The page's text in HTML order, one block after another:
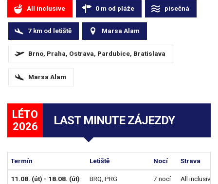
All inclusive 0 m od pláže písečná
7 km od letiště Marsa Alam
Brno, Praha, Ostrava, Pardubice, Bratislava
Marsa Alam
LÉTO
2026
LAST MINUTE ZÁJEZDY
Termín Letiště Nocí Strava
11.08. (út) - 18.08. (út) BRQ PRG 7 nocí All inclusive